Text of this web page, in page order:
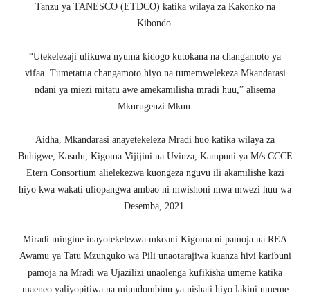
Tanzu ya TANESCO (ETDCO) katika wilaya za Kakonko na
Kibondo.
“Utekelezaji ulikuwa nyuma kidogo kutokana na changamoto ya
vifaa. Tumetatua changamoto hiyo na tumemwelekeza Mkandarasi
ndani ya miezi mitatu awe amekamilisha mradi huu,” alisema
Mkurugenzi Mkuu.
Aidha, Mkandarasi anayetekeleza Mradi huo katika wilaya za
Buhigwe, Kasulu, Kigoma Vijijini na Uvinza, Kampuni ya M/s CCCE
Etern Consortium alielekezwa kuongeza nguvu ili akamilishe kazi
hiyo kwa wakati uliopangwa ambao ni mwishoni mwa mwezi huu wa
Desemba, 2021.
Miradi mingine inayotekelezwa mkoani Kigoma ni pamoja na REA
Awamu ya Tatu Mzunguko wa Pili unaotarajiwa kuanza hivi karibuni
pamoja na Mradi wa Ujazilizi unaolenga kufikisha umeme katika
maeneo yaliyopitiwa na miundombinu ya nishati hiyo lakini umeme